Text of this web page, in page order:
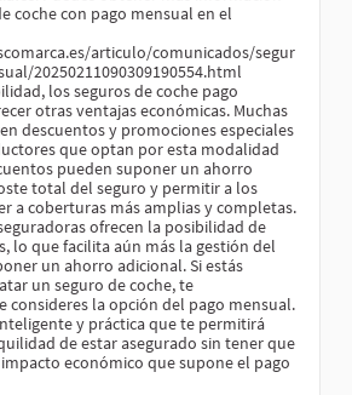
coche con pago mensual en el
articulo/comunicados/segur
20250211090309190554.html
los seguros de coche pago
otras ventajas económicas. Muchas
descuentos y promociones especiales
que optan por esta modalidad
pueden suponer un ahorro
total del seguro y permitir a los
a coberturas más amplias y completas.
ofrecen la posibilidad de
lo que facilita aún más la gestión del
un ahorro adicional. Si estás
un seguro de coche, te
consideres la opción del pago mensual.
y práctica que te permitirá
de estar asegurado sin tener que
económico que supone el pago